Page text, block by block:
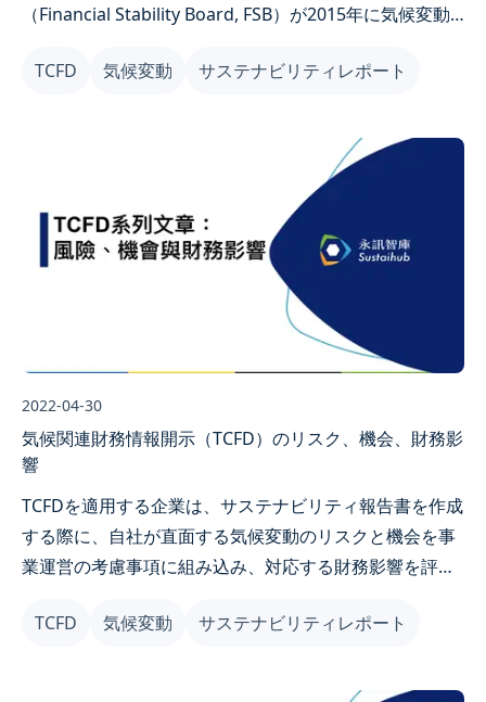
（Financial Stability Board, FSB）が2015年に気候変動
した、気候関連の財務情報開示基準です。
TCFD 気候変動 サステナビリティレポート
2022-04-30
気候関連財務情報開示（TCFD）のリスク、機会、財務影
響
TCFDを適用する企業は、サステナビリティ報告書を作成
する際に、自社が直面する気候変動のリスクと機会を事
業運営の考慮事項に組み込み、対応する財務影響を評価
ブル発展の機会を捉えることができます。
TCFD 気候変動 サステナビリティレポート